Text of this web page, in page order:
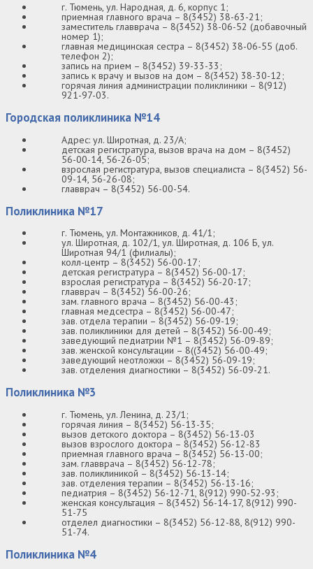
г. Тюмень, ул. Народная, д. 6, корпус 1;
приемная главного врача – 8(3452) 38-63-21;
заместитель главврача – 8(3452) 38-06-52 (добавочный
номер 1);
главная медицинская сестра – 8(3452) 38-06-55 (доб.
телефон 2);
запись на прием – 8(3452) 39-33-33;
запись к врачу и вызов на дом – 8(3452) 38-30-12;
горячая линия администрации поликлиники – 8(912)
921-97-03.
Городская поликлиника №14
Адрес: ул. Широтная, д. 23/А;
детская регистратура, вызов врача на дом – 8(3452)
56-00-14, 56-26-05;
взрослая регистратура, вызов специалиста – 8(3452) 56-
09-14, 56-26-08;
главврач – 8(3452) 56-00-54.
Поликлиника №17
г. Тюмень, ул. Монтажников, д. 41/1;
ул. Широтная, д. 102/1, ул. Широтная, д. 106 Б, ул.
Широтная 94/1 (филиалы);
колл-центр – 8(3452) 56-00-17;
детская регистратура – 8(3452) 56-00-17;
взрослая регистратура – 8(3452) 56-20-17;
главврач – 8(3452) 56-00-26;
зам. главного врача – 8(3452) 56-00-43;
главная медсестра – 8(3452) 56-00-47;
зав. отдела терапии – 8(3452) 56-09-19;
зав. поликлиники для детей – 8(3452) 56-00-49;
заведующий педиатрии №1 – 8(3452) 56-09-89;
зав. женской консультации – 8((3452) 56-00-49;
заведующий неотложки – 8(3452) 56-09-19;
зав. отделения диагностики – 8(3452) 56-09-21.
Поликлиника №3
г. Тюмень, ул. Ленина, д. 23/1;
горячая линия – 8(3452) 56-13-35;
вызов детского доктора – 8(3452) 56-13-03
вызов взрослого доктора – 8(3452) 56-12-83
приемная главного врача – 8(3452) 56-13-00;
зам. главврача – 8(3452) 56-12-78;
зав. поликлиникой – 8(3452) 56-13-14;
зав. отделения терапии – 8(3452) 56-13-16;
педиатрия – 8(3452) 56-12-71, 8(912) 990-52-93;
женская консультация – 8(3452) 56-14-17, 8(912) 990-
51-75
отделел диагностики – 8(3452) 56-12-88, 8(912) 990-
51-74.
Поликлиника №4